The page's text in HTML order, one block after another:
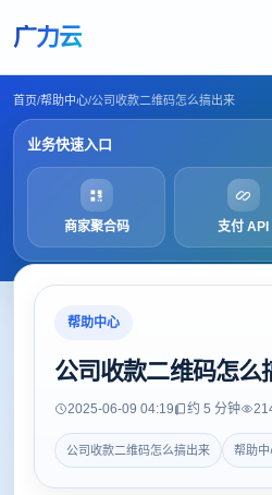
广力云
首页/帮助中心/公司收款二维码怎么搞出来
业务快速入口
商家聚合码 支付 API
帮助中心
公司收款二维码怎么
2025-06-09 04:19 约 5 分钟
公司收款二维码怎么搞出来 帮助中